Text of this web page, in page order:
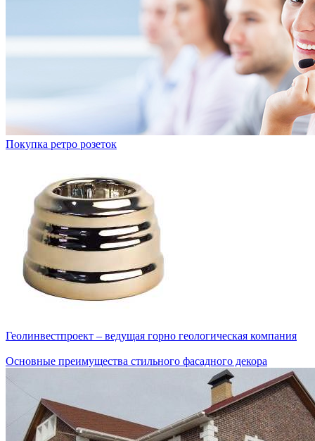
Покупка ретро розеток
Геолинвестпроект – ведущая горно геологическая компания
Основные преимущества стильного фасадного декора